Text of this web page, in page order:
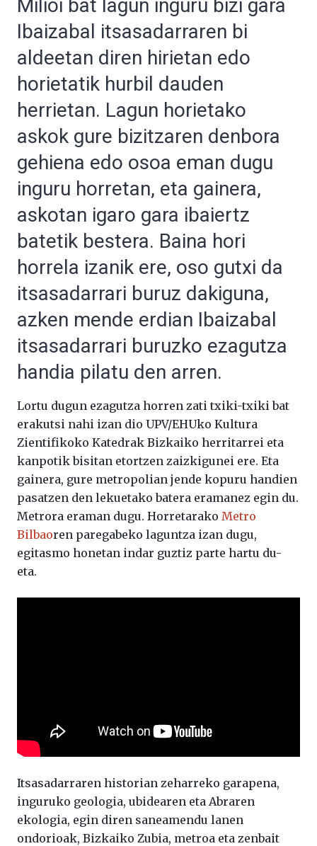
Milioi bat lagun inguru bizi gara
Ibaizabal itsasadarraren bi
aldeetan diren hirietan edo
horietatik hurbil dauden
herrietan. Lagun horietako
askok gure bizitzaren denbora
gehiena edo osoa eman dugu
inguru horretan, eta gainera,
askotan igaro gara ibaiertz
batetik bestera. Baina hori
horrela izanik ere, oso gutxi da
itsasadarrari buruz dakiguna,
azken mende erdian Ibaizabal
itsasadarrari buruzko ezagutza
handia pilatu den arren.
Lortu dugun ezagutza horren zati txiki-txiki bat
erakutsi nahi izan dio UPV/EHUko Kultura
Zientifikoko Katedrak Bizkaiko herritarrei eta
kanpotik bisitan etortzen zaizkigunei ere. Eta
gainera, gure metropolian jende kopuru handien
pasatzen den lekuetako batera eramanez egin du.
Metrora eraman dugu. Horretarako Metro
Bilbaoren paregabeko laguntza izan dugu,
egitasmo honetan indar guztiz parte hartu du-
eta.
Itsasadarraren historian zeharreko garapena,
inguruko geologia, ubidearen eta Abraren
ekologia, egin diren saneamendu lanen
ondorioak, Bizkaiko Zubia, metroa eta zenbait